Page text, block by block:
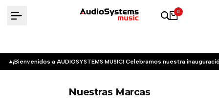
0
¡Bienvenidos a AUDIOSYSTEMS MUSIC! Celebramos nuestra
Nuestras Marcas